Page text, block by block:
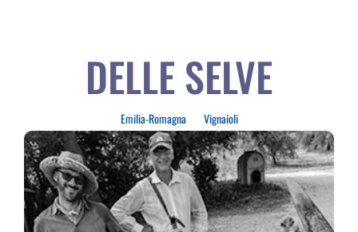
DELLE SELVE
Emilia-Romagna Vignaioli